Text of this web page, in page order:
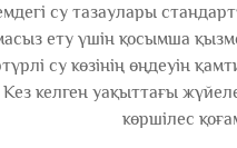
су тазаулары
ету үшін қосымша
су көзінің өңдеуін
келген уақыттағы
көршілес